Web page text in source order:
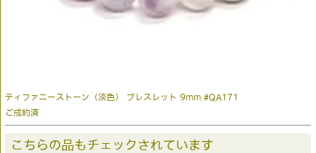
ティファニーストーン（淡色） ブレスレット 9mm #QA171
ご成約済
こちらの品もチェックされています